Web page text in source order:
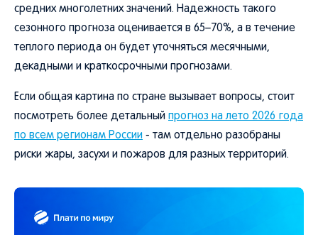
средних многолетних значений. Надежность такого
сезонного прогноза оценивается в 65–70%, а в течение
теплого периода он будет уточняться месячными,
декадными и краткосрочными прогнозами.
Если общая картина по стране вызывает вопросы, стоит
посмотреть более детальный прогноз на лето 2026 года
по всем регионам России - там отдельно разобраны
риски жары, засухи и пожаров для разных территорий.